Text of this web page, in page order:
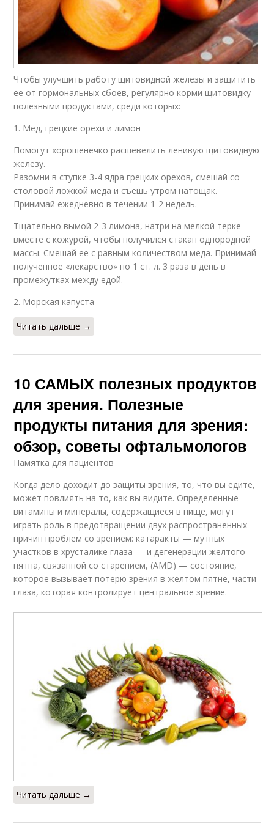
Чтобы улучшить работу щитовидной железы и защитить
ее от гормональных сбоев, регулярно корми щитовидку
полезными продуктами, среди которых:
1. Мед, грецкие орехи и лимон
Помогут хорошенечко расшевелить ленивую щитовидную
железу.
Разомни в ступке 3-4 ядра грецких орехов, смешай со
столовой ложкой меда и съешь утром натощак.
Принимай ежедневно в течении 1-2 недель.
Тщательно вымой 2-3 лимона, натри на мелкой терке
вместе с кожурой, чтобы получился стакан однородной
массы. Смешай ее с равным количеством меда. Принимай
полученное «лекарство» по 1 ст. л. 3 раза в день в
промежутках между едой.
2. Морская капуста
Читать дальше →
10 САМЫХ полезных продуктов
для зрения. Полезные
продукты питания для зрения:
обзор, советы офтальмологов
Памятка для пациентов
Когда дело доходит до защиты зрения, то, что вы едите,
может повлиять на то, как вы видите. Определенные
витамины и минералы, содержащиеся в пище, могут
играть роль в предотвращении двух распространенных
причин проблем со зрением: катаракты — мутных
участков в хрусталике глаза — и дегенерации желтого
пятна, связанной со старением, (AMD) — состояние,
которое вызывает потерю зрения в желтом пятне, части
глаза, которая контролирует центральное зрение.
Читать дальше →